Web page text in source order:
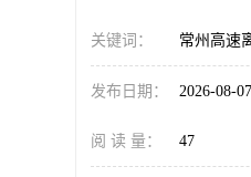
关键词： 常州高速
发布日期： 2026-08-07
阅 读 量： 47